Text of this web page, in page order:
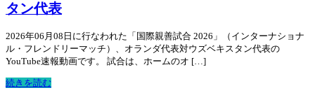
タン代表
2026年06月08日に行なわれた「国際親善試合 2026」（インターナショナ
ル・フレンドリーマッチ）、オランダ代表対ウズベキスタン代表の
YouTube速報動画です。 試合は、ホームのオ […]
続きを読む